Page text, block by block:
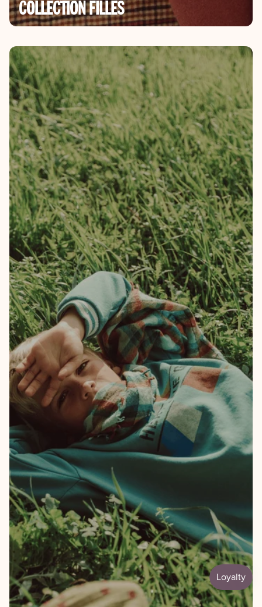
COLLECTION FILLES